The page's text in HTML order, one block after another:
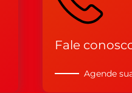
Fale
Agende